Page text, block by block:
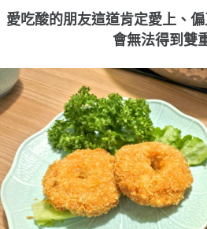
愛吃酸的朋友這道肯定愛上、
會無法得到雙